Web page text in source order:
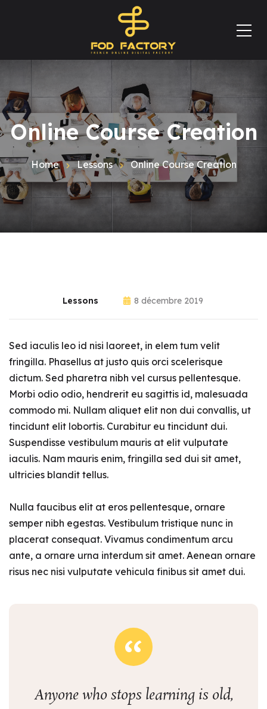
Online Course Creation
Home Lessons Online Course Creation
Lessons 8 décembre 2019
Sed iaculis leo id nisi laoreet, in elem tum velit
fringilla. Phasellus at justo quis orci scelerisque
dictum. Sed pharetra nibh vel cursus pellentesque.
Morbi odio odio, hendrerit eu sagittis id, malesuada
commodo mi. Nullam aliquet elit non dui convallis, ut
tincidunt elit lobortis. Curabitur eu tincidunt dui.
Suspendisse vestibulum mauris at elit vulputate
iaculis. Nam mauris enim, fringilla sed dui sit amet,
ultricies blandit tellus.
Nulla faucibus elit at eros pellentesque, ornare
semper nibh egestas. Vestibulum tristique nunc in
placerat consequat. Vivamus condimentum arcu
ante, a ornare urna interdum sit amet. Aenean ornare
risus nec nisi vulputate vehicula finibus sit amet dui.
Anyone who stops learning is old,